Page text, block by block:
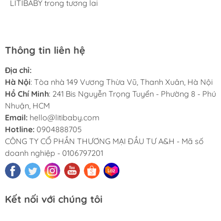
hàng phong phú, tha hồ lựa chọn. Nhân viên chuyên
LITIBABY trong tương lai
luôn. Tuyệt vời LITIBABY ơi
size đại, bé nhà mình hơn 50kg mua ở ngoài rất khó
Thông tin liên hệ
Địa chỉ:
Hà Nội: Tòa nhà 149 Vương Thừa Vũ, Thanh Xuân, Hà Nội
Hồ Chí Minh: 241 Bis Nguyễn Trọng Tuyển - Phường 8 - Phú
Nhuận, HCM
Email: hello@litibaby.com
Hotline: 0904888705
CÔNG TY CỔ PHẦN THƯƠNG MẠI ĐẦU TƯ A&H - Mã số
doanh nghiệp - 0106797201
Kết nối với chúng tôi